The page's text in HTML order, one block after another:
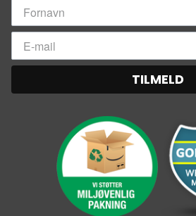
TILMELD